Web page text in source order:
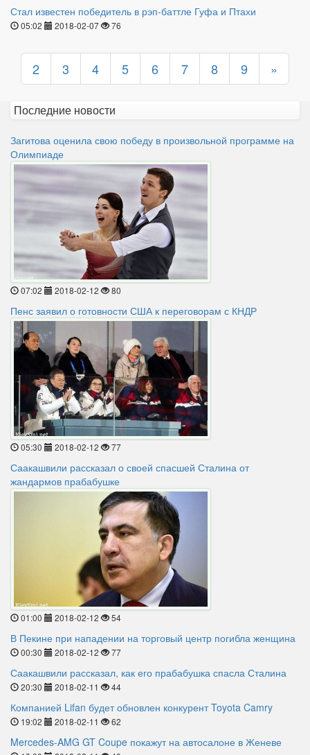
Стал известен победитель в рэп-баттле Гуфа и Птахи
05:02 2018-02-07 76
2 3 4 5 6 7 8 9 »
Последние новости
Загитова оценила свою победу в произвольной программе на
Олимпиаде
07:02 2018-02-12 80
Пенс заявил о готовности США к переговорам с КНДР
05:30 2018-02-12 77
Саакашвили рассказал о своей спасшей Сталина от
жандармов прабабушке
01:00 2018-02-12 54
В Пекине при нападении на торговый центр погибла женщина
00:30 2018-02-12 77
Саакашвили рассказал, как его прабабушка спасла Сталина
20:30 2018-02-11 44
Компанией Lifan будет обновлен конкурент Toyota Camry
19:02 2018-02-11 62
Mercedes-AMG GT Coupe покажут на автосалоне в Женеве